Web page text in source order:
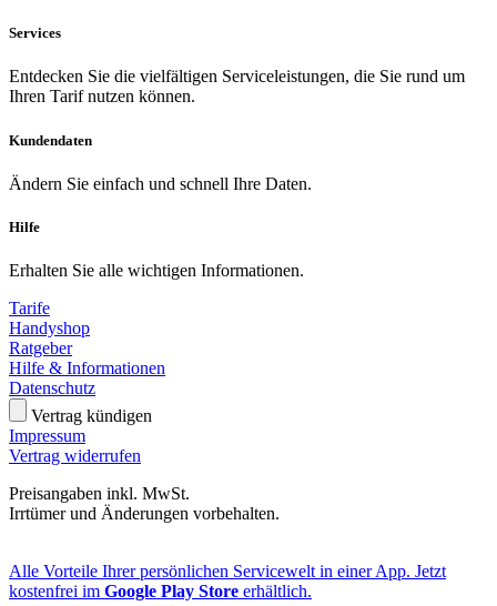
Services
Entdecken Sie die vielfältigen Serviceleistungen, die Sie rund um
Ihren Tarif nutzen können.
Kundendaten
Ändern Sie einfach und schnell Ihre Daten.
Hilfe
Erhalten Sie alle wichtigen Informationen.
Tarife
Handyshop
Ratgeber
Hilfe & Informationen
Datenschutz
Vertrag kündigen
Impressum
Vertrag widerrufen
Preisangaben inkl. MwSt.
Irrtümer und Änderungen vorbehalten.
Alle Vorteile Ihrer persönlichen Servicewelt in einer App. Jetzt
kostenfrei im Google Play Store erhältlich.